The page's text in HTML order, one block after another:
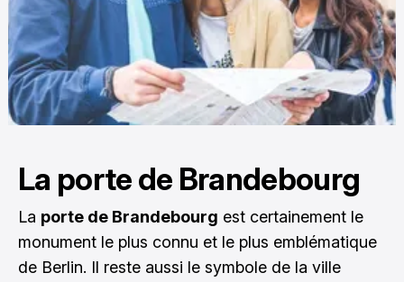
La porte de Brandebourg
La porte de Brandebourg est certainement le
monument le plus connu et le plus emblématique
de Berlin. Il reste aussi le symbole de la ville